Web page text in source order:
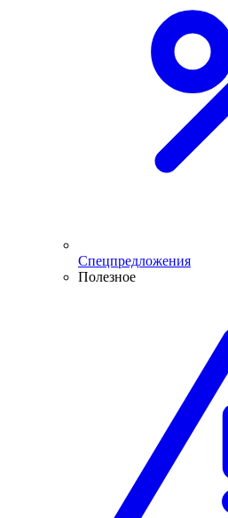
Спецпредложения
Полезное